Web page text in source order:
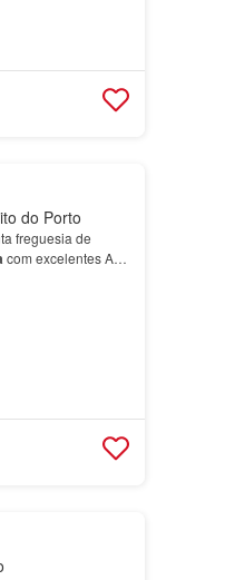
do Porto
freguesia de
com excelentes A